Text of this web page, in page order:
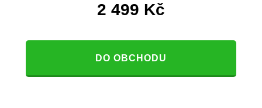
2 499 Kč
DO OBCHODU